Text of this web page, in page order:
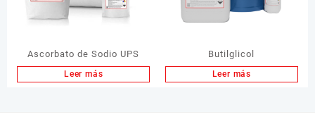
Ascorbato de Sodio UPS
Leer más
Butilglicol
Leer más